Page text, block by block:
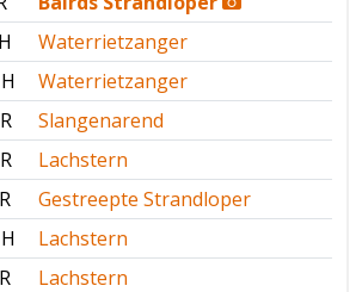
Waterrietzanger
Waterrietzanger
Slangenarend
Lachstern
Gestreepte Strandloper
Lachstern
Lachstern